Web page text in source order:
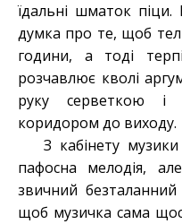
їдальні шматок
думка про те, щоб
години, а тоді
розчавлює кволі
руку серветкою і
коридором до виходу.
З кабінету
пафосна мелодія,
звичний
щоб музичка сама